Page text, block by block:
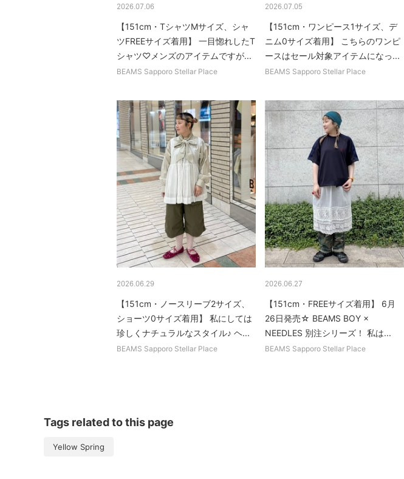
2026.07.06
【151cm・TシャツMサイズ、シャ
ツFREEサイズ着用】 一目惚れしたT
シャツ♡メンズのアイテムですが...
BEAMS Sapporo Stellar Place
2026.07.05
【151cm・ワンピース1サイズ、デ
ニム0サイズ着用】 こちらのワンピ
ースはセール対象アイテムになっ...
BEAMS Sapporo Stellar Place
2026.06.29
【151cm・ノースリーブ2サイズ、
ショーツ0サイズ着用】 私にしては
珍しくナチュラルなスタイル♪ ヘ...
BEAMS Sapporo Stellar Place
2026.06.27
【151cm・FREEサイズ着用】 6月
26日発売☆ BEAMS BOY ×
NEEDLES 別注シリーズ！ 私は...
BEAMS Sapporo Stellar Place
Tags related to this page
Yellow Spring